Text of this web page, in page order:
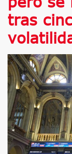
tras